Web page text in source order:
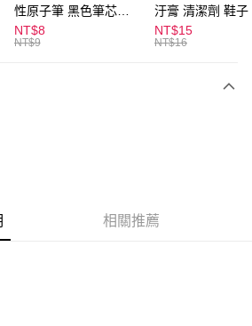
以上)免運費
以上)免運費
以上)免運費
性原子筆 黑色筆芯
S304
NT$8
NT$9
汙膏 清潔劑 鞋子
漬 白皮鞋 鞋油
NT$15
NT$16
相關推薦